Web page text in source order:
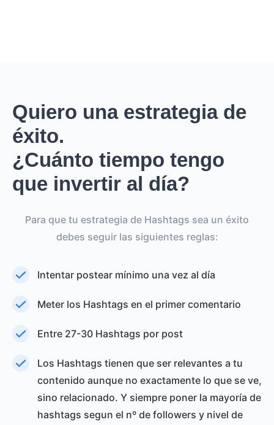
Quiero una estrategia de
éxito.
¿Cuánto tiempo tengo
que invertir al día?
Para que tu estrategia de Hashtags sea un éxito
debes seguir las siguientes reglas:
Intentar postear mínimo una vez al día
Meter los Hashtags en el primer comentario
Entre 27-30 Hashtags por post
Los Hashtags tienen que ser relevantes a tu
contenido aunque no exactamente lo que se ve,
sino relacionado. Y siempre poner la mayoría de
hashtags segun el nº de followers y nivel de